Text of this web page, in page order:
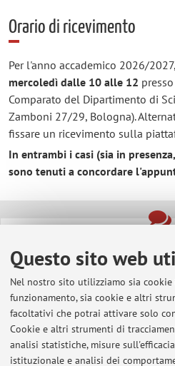
Questo sito web
Nel nostro sito utilizziamo sia
funzionamento, sia cookie e altri
facoltativi che potrai attivare solo
Cookie e altri strumenti di
analisi statistiche, misure
istituzionale e analisi dei
Orario di ricevimento
Per l'anno accademico 2026/
mercoledì dalle 10 alle 12
Comparato del Dipartimento di
Zamboni 27/29, Bologna).
fissare un ricevimento sulla
In entrambi i casi (sia in
sono tenuti a concordare
Corso di Information Literacy -
giuridica
Pubblicato il: 13 maggio 2026
Book presentation – STALS –
Pubblicato il: 04 marzo 2026